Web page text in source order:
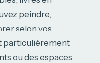
peindre,
selon vos
particulièrement
ou des espaces